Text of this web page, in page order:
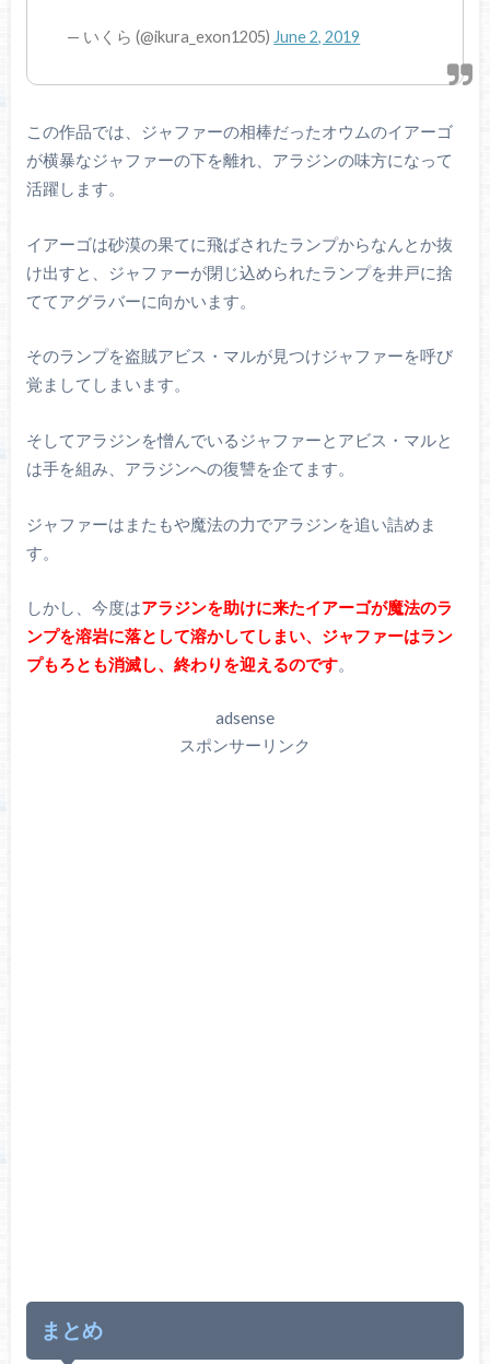
— いくら (@ikura_exon1205)June 2, 2019
この作品では、ジャファーの相棒だったオウムのイアーゴ
が横暴なジャファーの下を離れ、アラジンの味方になって
活躍します。
イアーゴは砂漠の果てに飛ばされたランプからなんとか抜
け出すと、ジャファーが閉じ込められたランプを井戸に捨
ててアグラバーに向かいます。
そのランプを盗賊アビス・マルが見つけジャファーを呼び
覚ましてしまいます。
そしてアラジンを憎んでいるジャファーとアビス・マルと
は手を組み、アラジンへの復讐を企てます。
ジャファーはまたもや魔法の力でアラジンを追い詰めま
す。
しかし、今度はアラジンを助けに来たイアーゴが魔法のラ
ンプを溶岩に落として溶かしてしまい、ジャファーはラン
プもろとも消滅し、終わりを迎えるのです。
adsense
スポンサーリンク
まとめ